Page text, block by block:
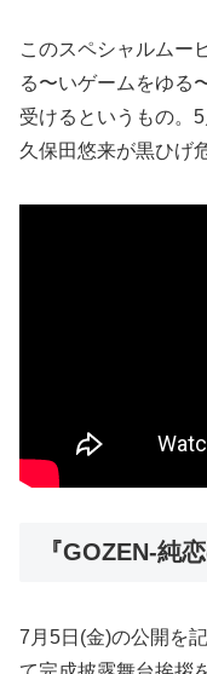
このスペシャルムー
る〜いゲームをゆる
受けるというもの。
久保田悠来が黒ひげ
『GOZEN-純
7月5日(金)の公開を